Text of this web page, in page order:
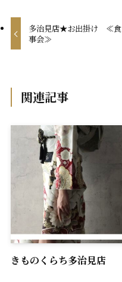
多治見店★お出掛け ≪食
事会≫
関連記事
きものくらち多治見店